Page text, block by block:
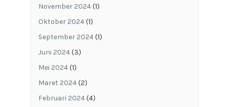
November 2024(1)
Oktober 2024(1)
September 2024(1)
Juni 2024(3)
Mei 2024(1)
Maret 2024(2)
Februari 2024(4)